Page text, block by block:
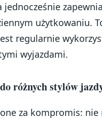
jednocześnie
użytkowaniu.
regularnie
wyjazdami.
różnych stylów
za kompromis: nie